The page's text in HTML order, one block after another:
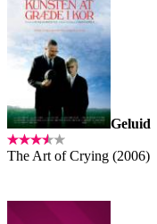
Geluid
The Art of Crying (2006)